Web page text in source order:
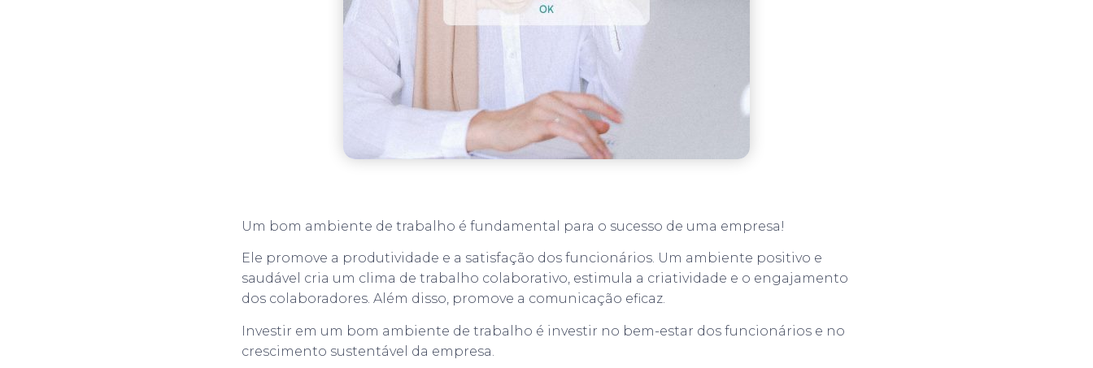
Um bom ambiente de trabalho é fundamental para o sucesso de uma empresa!
Ele promove a produtividade e a satisfação dos funcionários. Um ambiente positivo e
saudável cria um clima de trabalho colaborativo, estimula a criatividade e o engajamento
dos colaboradores. Além disso, promove a comunicação eficaz.
Investir em um bom ambiente de trabalho é investir no bem-estar dos funcionários e no
crescimento sustentável da empresa.